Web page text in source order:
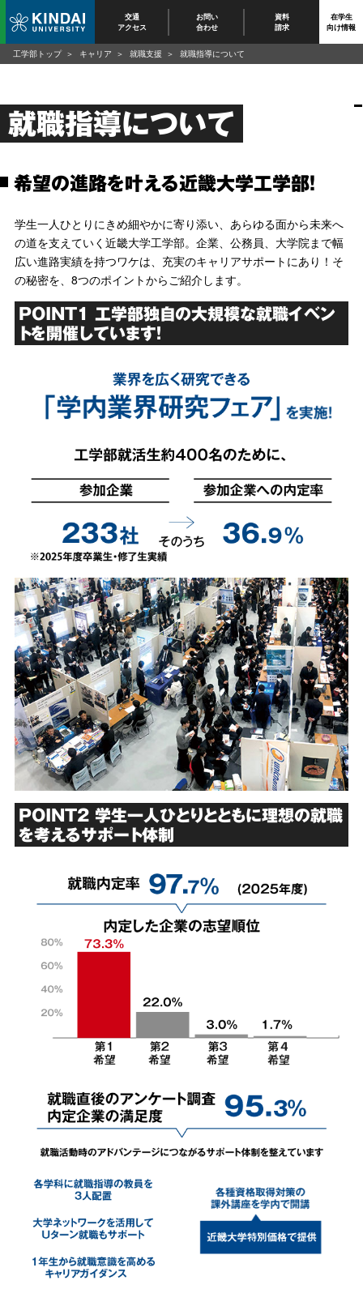
交通
アクセス
お問い
合わせ
資料
請求
在学生
向け情報
就職指導について
希望の進路を叶える近畿大学工学部！
学生一人ひとりにきめ細やかに寄り添い、あらゆる面から未来へ
の道を支えていく近畿大学工学部。企業、公務員、大学院まで幅
広い進路実績を持つワケは、充実のキャリアサポートにあり！そ
の秘密を、8つのポイントからご紹介します。
POINT1 工学部独自の大規模な就職イベン
トを開催しています！
POINT2 学生一人ひとりとともに理想の就職
を考えるサポート体制
工学部トップ キャリア 就職支援 就職指導について